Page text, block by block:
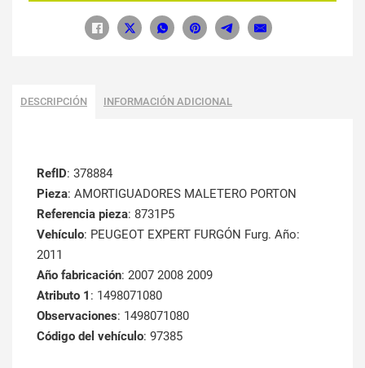
DESCRIPCIÓN INFORMACIÓN ADICIONAL
RefID: 378884
Pieza: AMORTIGUADORES MALETERO PORTON
Referencia pieza: 8731P5
Vehículo: PEUGEOT EXPERT FURGÓN Furg. Año:
2011
Año fabricación: 2007 2008 2009
Atributo 1 : 1498071080
Observaciones: 1498071080
Código del vehículo: 97385